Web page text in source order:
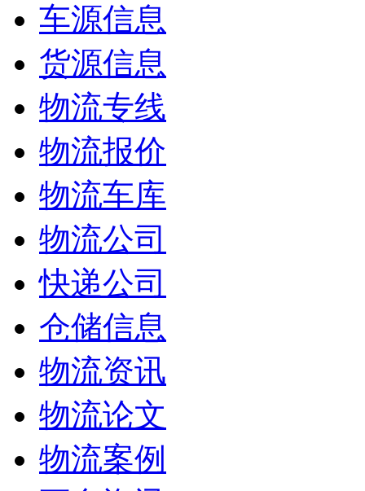
车源信息
货源信息
物流专线
物流报价
物流车库
物流公司
快递公司
仓储信息
物流资讯
物流论文
物流案例